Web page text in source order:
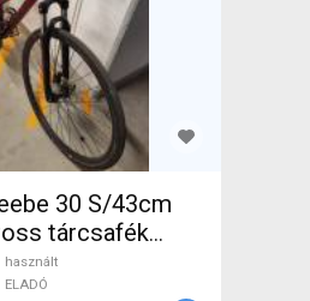
S/43cm
tárcsafék
használt
ELADÓ